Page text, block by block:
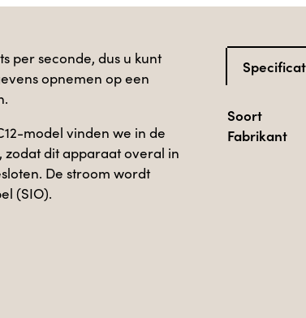
per seconde, dus u kunt
opnemen op een
model vinden we in de
zodat dit apparaat overal in
De stroom wordt
(SIO).
Soort
Fabrikant